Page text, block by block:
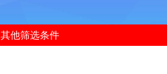
其他筛选条件